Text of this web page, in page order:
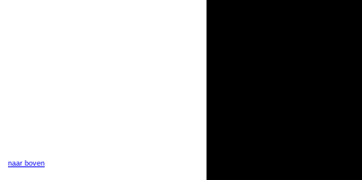
naar boven